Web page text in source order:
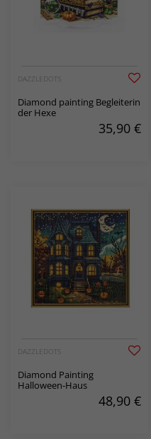
DAZZLEDOTS
Diamond painting Begleiterin
der Hexe
35,90 €
DAZZLEDOTS
Diamond Painting
Halloween-Haus
48,90 €